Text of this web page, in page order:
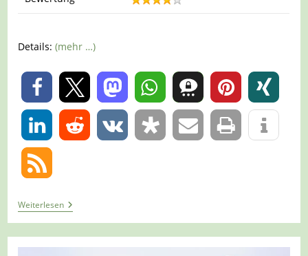
Details:(mehr …)
0
0
WeiterlesenTour
1249
–
Löf
–